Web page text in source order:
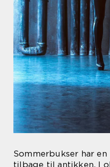
Sommerbukser har
tilbage til antikken. I